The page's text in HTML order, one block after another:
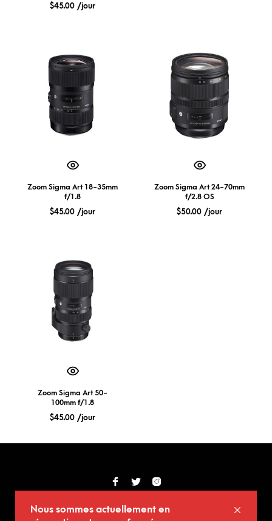
$45.00 /jour
Zoom Sigma Art 18-35mm
f/1.8
$45.00 /jour
Zoom Sigma Art 24-70mm
f/2.8 OS
$50.00 /jour
Zoom Sigma Art 50-
100mm f/1.8
$45.00 /jour
© Copyright (2017-2025) Kid Kdac
Nous sommes actuellement en